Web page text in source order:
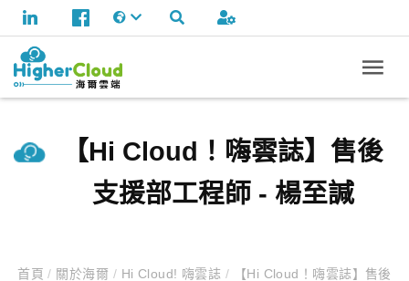
【Hi Cloud！嗨雲誌】售後
支援部工程師 - 楊至諴
首頁/ 關於海爾 / Hi Cloud! 嗨雲誌 / 【Hi Cloud！嗨雲誌】售後